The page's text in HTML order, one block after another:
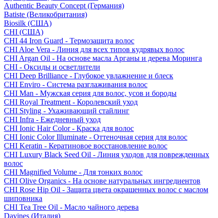
Authentic Beauty Concept (Германия)
Batiste (Великобритания)
Biosilk (США)
CHI (США)
CHI 44 Iron Guard - Термозащита волос
CHI Aloe Vera - Линия для всех типов кудрявых волос
CHI Argan Oil - На основе масла Арганы и дерева Моринга
CHI - Оксиды и осветлители
CHI Deep Brilliance - Глубокое увлажнение и блеск
CHI Enviro - Система разглаживания волос
CHI Man - Мужская серия для волос, усов и бороды
CHI Royal Treatment - Королевский уход
CHI Styling - Ухаживающий стайлинг
CHI Infra - Ежедневный уход
CHI Ionic Hair Color - Краска для волос
CHI Ionic Color Illuminate - Оттеночная серия для волос
CHI Keratin - Кератиновое восстановление волос
CHI Luxury Black Seed Oil - Линия уходов для поврежденных
волос
CHI Magnified Volume - Для тонких волос
CHI Olive Organics - На основе натуральных ингредиентов
CHI Rose Hip Oil - Защита цвета окрашенных волос с маслом
шиповника
CHI Tea Tree Oil - Масло чайного дерева
Davines (Италия)